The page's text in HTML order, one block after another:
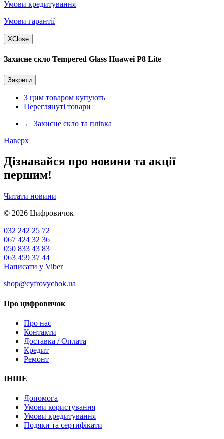
Умови кредитування
Умови гарантії
XClose
Захисне скло Tempered Glass Huawei P8 Lite
Закрити
З цим товаром купують
Переглянуті товари
← Захисне скло та плівка
Наверх
Дізнавайся про новини та акції
першим!
Читати новини
© 2026 Цифровичок
032 242 25 72
067 424 32 36
050 833 43 83
063 459 37 44
Написати у Viber
shop@cyfrovychok.ua
Про цифровичок
Про нас
Контакти
Доставка / Оплата
Кредит
Ремонт
ІНШЕ
Допомога
Умови користування
Умови кредитування
Подяки та сертифікати